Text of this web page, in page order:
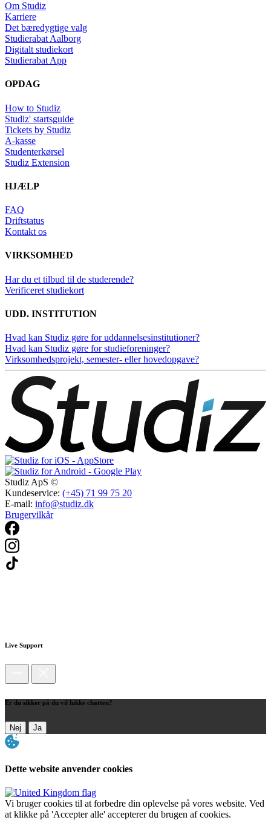
Om Studiz
Karriere
Det bæredygtige valg
Studierabat Aalborg
Digitalt studiekort
Studierabat App
OPDAG
How to Studiz
Studiz' startsguide
Tickets by Studiz
A-kasse
Studenterkørsel
Studiz Extension
HJÆLP
FAQ
Driftstatus
Kontakt os
VIRKSOMHED
Har du et tilbud til de studerende?
Verificeret studiekort
UDD. INSTITUTION
Hvad kan Studiz gøre for uddannelsesinstitutioner?
Hvad kan Studiz gøre for studieforeninger?
Virksomhedsprojekt, semester- eller hovedopgave?
Studiz ApS ©
Kundeservice: (+45) 71 99 75 20
E-mail: info@studiz.dk
Brugervilkår
Live Support
Er du sikker på du vil lukke chatten?
Nej Ja
Dette website anvender cookies
Vi bruger cookies til at forbedre din oplevelse på vores website. Ved
at klikke på 'Accepter alle' accepterer du brugen af cookies.